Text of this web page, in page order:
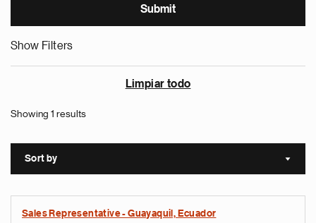
Show Filters
Limpiar todo
Showing 1 results
Sort by Sort
Sales Representative - Guayaquil, Ecuador